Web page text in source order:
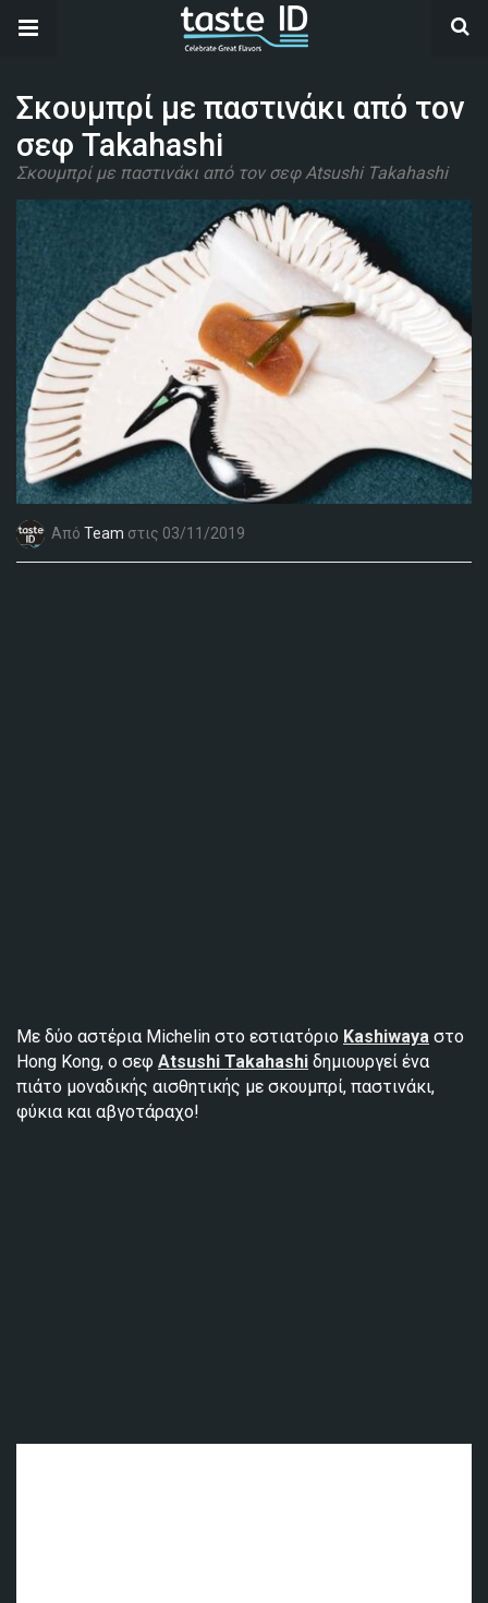
Σκουμπρί με παστινάκι από τον
σεφ Takahashi
Σκουμπρί με παστινάκι από τον σεφ Atsushi Takahashi
Από Team στις 03/11/2019
Με δύο αστέρια Michelin στο εστιατόριο Kashiwaya στο
Hong Kong, ο σεφ Atsushi Takahashi δημιουργεί ένα
πιάτο μοναδικής αισθητικής με σκουμπρί, παστινάκι,
φύκια και αβγοτάραχο!